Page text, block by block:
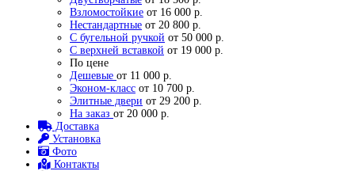
Взломостойкие от 16 000 р.
Нестандартные от 20 800 р.
С бугельной ручкой от 50 000 р.
С верхней вставкой от 19 000 р.
По цене
Дешевые от 11 000 р.
Эконом-класс от 10 700 р.
Элитные двери от 29 200 р.
На заказ от 20 000 р.
Доставка
Установка
Фото
Контакты